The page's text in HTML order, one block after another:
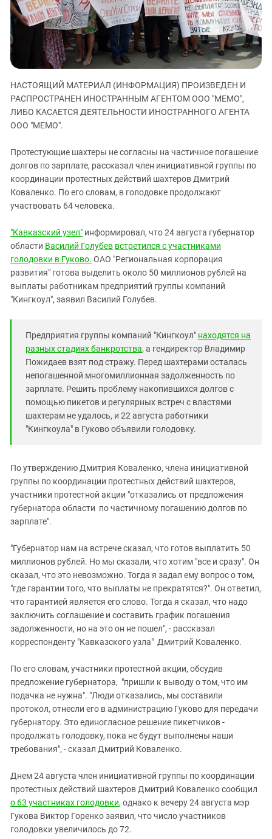
ЗАСТАВЛЯЕТ
КАВКАЗ ЗА ПАЛЕСТИНУ
ИНАКОМЫСЛИЕ В ЧЕЧНЕ
ПРЕСЛЕДОВАНИЕ АКТИВИСТОВ
МОБИЛИЗАЦИЯ И ПРОТЕСТЫ
Дагестан
Ингушетия
Кабардино-Балкария
Калмыкия
Карачаево-Черкесия
Краснодарский край
Нагорный Карабах
Северная Осетия - Алания
Чечня
Южная Осетия
Южный Кавказ
НАСТОЯЩИЙ МАТЕРИАЛ (ИНФОРМАЦИЯ) ПРОИЗВЕДЕН И
РАСПРОСТРАНЕН ИНОСТРАННЫМ АГЕНТОМ ООО "МЕМО",
ЛИБО КАСАЕТСЯ ДЕЯТЕЛЬНОСТИ ИНОСТРАННОГО АГЕНТА
ООО "МЕМО".
Протестующие шахтеры не согласны на частичное погашение
долгов по зарплате, рассказал член инициативной группы по
координации протестных действий шахтеров Дмитрий
Коваленко. По его словам, в голодовке продолжают
участвовать 64 человека.
"Кавказский узел" информировал, что 24 августа губернатор
области Василий Голубев встретился с участниками
голодовки в Гуково. ОАО "Региональная корпорация
развития" готова выделить около 50 миллионов рублей на
выплаты работникам предприятий группы компаний
"Кингкоул", заявил Василий Голубев.
Предприятия группы компаний "Кингкоул" находятся на
разных стадиях банкротства, а гендиректор Владимир
Пожидаев взят под стражу. Перед шахтерами осталась
непогашенной многомиллионная задолженность по
зарплате. Решить проблему накопившихся долгов с
помощью пикетов и регулярных встреч с властями
шахтерам не удалось, и 22 августа работники
"Кингкоула" в Гуково объявили голодовку.
По утверждению Дмитрия Коваленко, члена инициативной
группы по координации протестных действий шахтеров,
участники протестной акции "отказались от предложения
губернатора области по частичному погашению долгов по
зарплате".
"Губернатор нам на встрече сказал, что готов выплатить 50
миллионов рублей. Но мы сказали, что хотим "все и сразу". Он
сказал, что это невозможно. Тогда я задал ему вопрос о том,
"где гарантии того, что выплаты не прекратятся?". Он ответил,
что гарантией является его слово. Тогда я сказал, что надо
заключить соглашение и составить график погашения
задолженности, но на это он не пошел", - рассказал
корреспонденту "Кавказского узла" Дмитрий Коваленко.
По его словам, участники протестной акции, обсудив
предложение губернатора, "пришли к выводу о том, что им
подачка не нужна". "Люди отказались, мы составили
протокол, отнесли его в администрацию Гуково для передачи
губернатору. Это единогласное решение пикетчиков -
продолжать голодовку, пока не будут выполнены наши
требования", - сказал Дмитрий Коваленко.
Днем 24 августа член инициативной группы по координации
протестных действий шахтеров Дмитрий Коваленко сообщил
о 63 участниках голодовки, однако к вечеру 24 августа мэр
Гукова Виктор Горенко заявил, что число участников
голодовки увеличилось до 72.